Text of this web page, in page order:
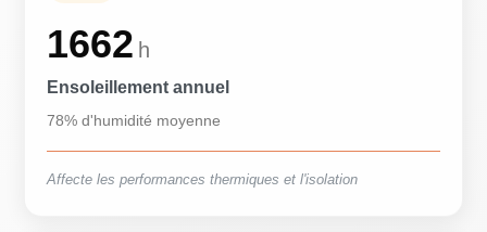
1662 h
Ensoleillement annuel
78% d'humidité moyenne
Affecte les performances thermiques et l'isolation